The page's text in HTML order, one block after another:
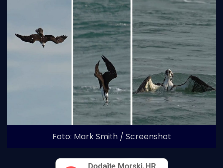
Foto: Mark Smith / Screenshot